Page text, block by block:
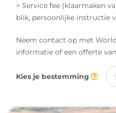
> Service fee (klaarmaken
blik, persoonlijke instructie
Neem contact op met
informatie of een offerte
Kies je bestemming